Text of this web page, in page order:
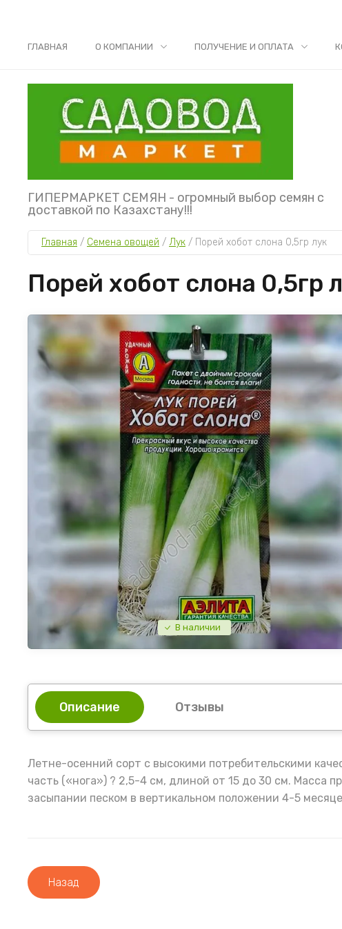
ГЛАВНАЯ О КОМПАНИИ ПОЛУЧЕНИЕ И ОПЛАТА
ГИПЕРМАРКЕТ СЕМЯН - огромный выбор семян с
доставкой по Казахстану!!!
Главная / Семена овощей / Лук / Порей хобот слона 0,5гр лук
Порей хобот слона 0,5гр
В наличии
Описание Отзывы
Летне-осенний сорт с высокими потребительскими
часть («нога») ? 2,5-4 см, длиной от 15 до 30 см. Масса
засыпании песком в вертикальном положении 4-5
Назад